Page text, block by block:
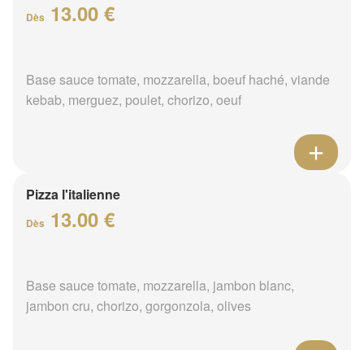
Dès 13.00 €
Base sauce tomate, mozzarella, boeuf haché, viande
kebab, merguez, poulet, chorizo, oeuf
Pizza l'italienne
Dès 13.00 €
Base sauce tomate, mozzarella, jambon blanc,
jambon cru, chorizo, gorgonzola, olives